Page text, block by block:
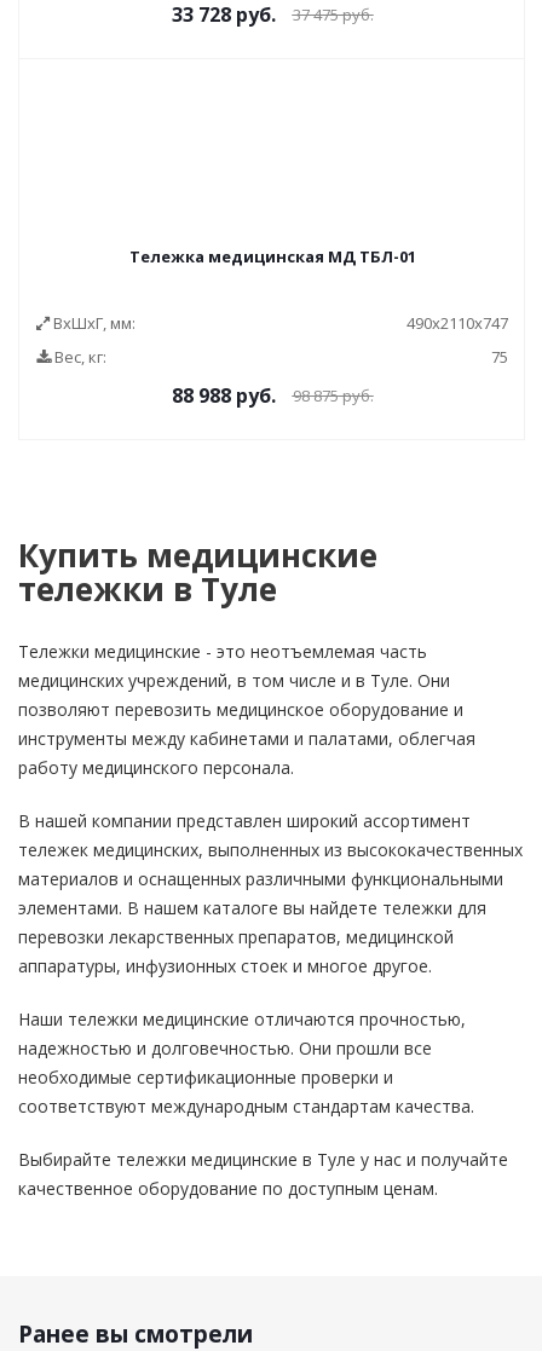
33 728руб. 37 475руб.
Тележка медицинская МД ТБЛ-01
ВxШxГ, мм:
490x2110x747
Вес, кг:
75
88 988руб. 98 875руб.
Купить медицинские
тележки в Туле
Тележки медицинские - это неотъемлемая часть
медицинских учреждений, в том числе и в Туле. Они
позволяют перевозить медицинское оборудование и
инструменты между кабинетами и палатами, облегчая
работу медицинского персонала.
В нашей компании представлен широкий ассортимент
тележек медицинских, выполненных из высококачественных
материалов и оснащенных различными функциональными
элементами. В нашем каталоге вы найдете тележки для
перевозки лекарственных препаратов, медицинской
аппаратуры, инфузионных стоек и многое другое.
Наши тележки медицинские отличаются прочностью,
надежностью и долговечностью. Они прошли все
необходимые сертификационные проверки и
соответствуют международным стандартам качества.
Выбирайте тележки медицинские в Туле у нас и получайте
качественное оборудование по доступным ценам.
Ранее вы смотрели